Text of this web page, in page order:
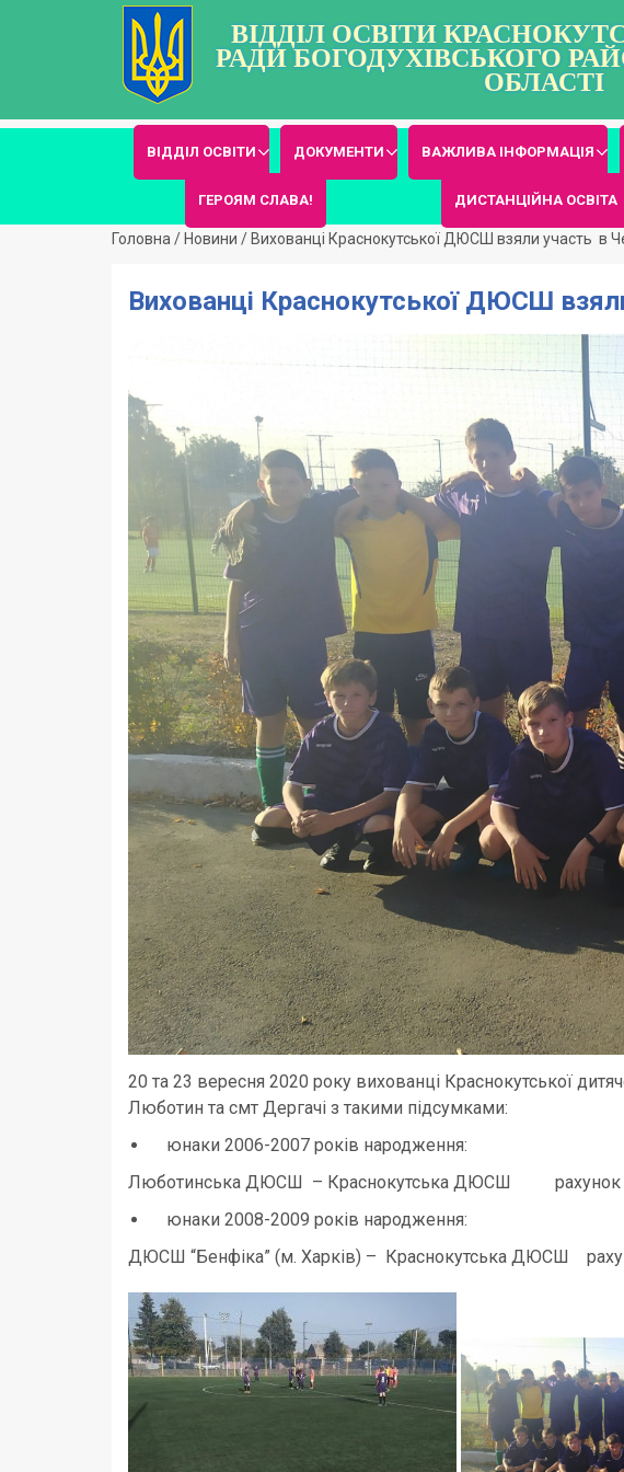
ВІДДІЛ ОСВІТИ
РАДИ БОГОДУХІВСЬКОГО
ОБЛАСТІ
ВІДДІЛ ОСВІТИ ДОКУМЕНТИ ВАЖЛИВА ІНФОРМАЦІЯ
ГЕРОЯМ СЛАВА! ДИСТАНЦІЙНА ОСВІТА
Головна / Новини / Вихованці Краснокутської ДЮСШ взяли участь в
Вихованці Краснокутської ДЮСШ
20 та 23 вересня 2020 року вихованці Краснокутської
Люботин та смт Дергачі з такими підсумками:
юнаки 2006-2007 років народження:
Люботинська ДЮСШ – Краснокутська ДЮСШ рахунок
юнаки 2008-2009 років народження:
ДЮСШ “Бенфіка” (м. Харків) – Краснокутська ДЮСШ